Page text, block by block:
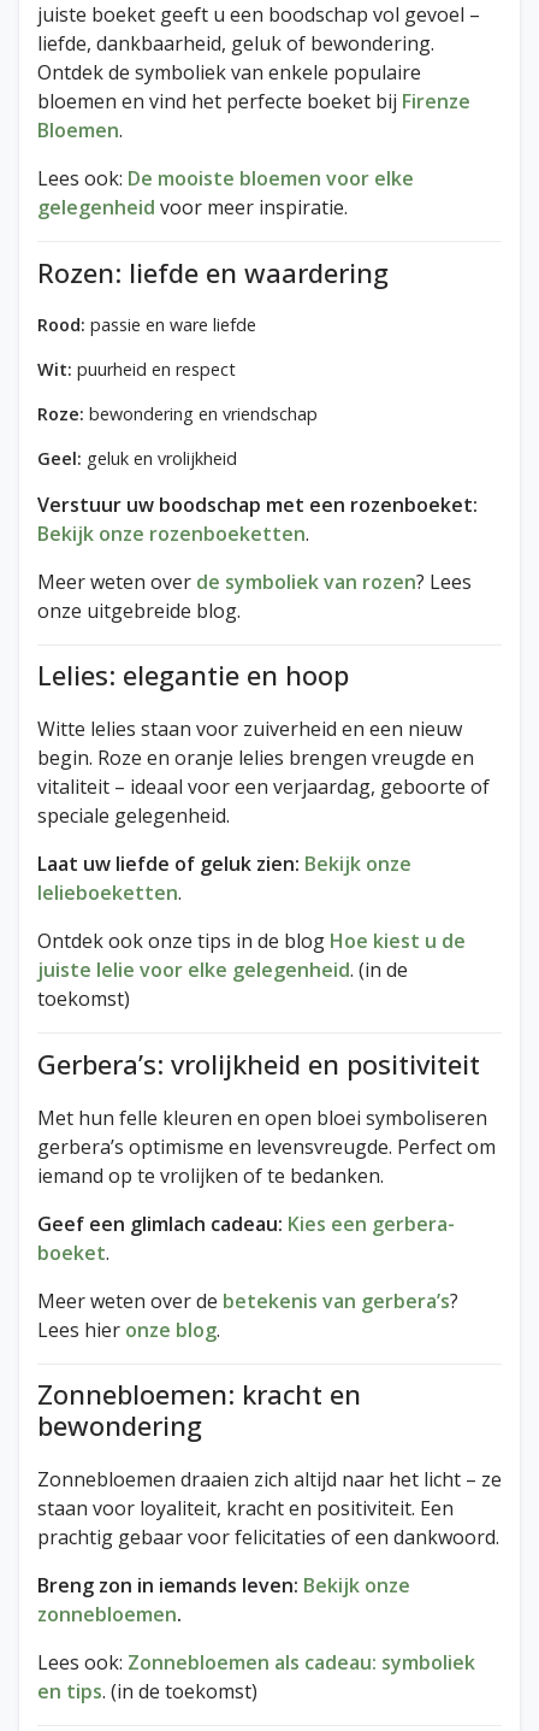
juiste boeket geeft u een boodschap vol gevoel –
liefde, dankbaarheid, geluk of bewondering.
Ontdek de symboliek van enkele populaire
bloemen en vind het perfecte boeket bij Firenze
Bloemen.
Lees ook: De mooiste bloemen voor elke
gelegenheid voor meer inspiratie.
Rozen: liefde en waardering
Rood: passie en ware liefde
Wit: puurheid en respect
Roze: bewondering en vriendschap
Geel: geluk en vrolijkheid
Verstuur uw boodschap met een rozenboeket:
Bekijk onze rozenboeketten.
Meer weten over de symboliek van rozen? Lees
onze uitgebreide blog.
Lelies: elegantie en hoop
Witte lelies staan voor zuiverheid en een nieuw
begin. Roze en oranje lelies brengen vreugde en
vitaliteit – ideaal voor een verjaardag, geboorte of
speciale gelegenheid.
Laat uw liefde of geluk zien: Bekijk onze
lelieboeketten.
Ontdek ook onze tips in de blog Hoe kiest u de
juiste lelie voor elke gelegenheid. (in de
toekomst)
Gerbera’s: vrolijkheid en positiviteit
Met hun felle kleuren en open bloei symboliseren
gerbera’s optimisme en levensvreugde. Perfect om
iemand op te vrolijken of te bedanken.
Geef een glimlach cadeau: Kies een gerbera-
boeket.
Meer weten over de betekenis van gerbera’s?
Lees hier onze blog.
Zonnebloemen: kracht en
bewondering
Zonnebloemen draaien zich altijd naar het licht – ze
staan voor loyaliteit, kracht en positiviteit. Een
prachtig gebaar voor felicitaties of een dankwoord.
Breng zon in iemands leven: Bekijk onze
zonnebloemen.
Lees ook: Zonnebloemen als cadeau: symboliek
en tips. (in de toekomst)